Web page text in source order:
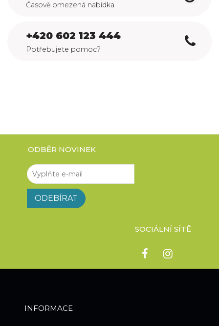
Časově omezená nabídka
+420 602 123 444
Potřebujete pomoc?
ODBĚR NOVINEK
SOCIÁLNÍ SÍTĚ
INFORMACE